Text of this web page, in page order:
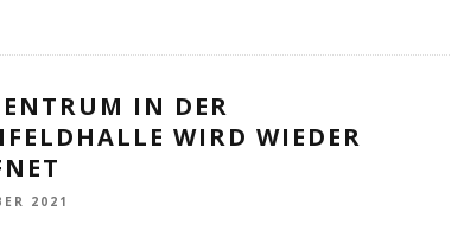
IN DER
WIRD WIEDER
2021